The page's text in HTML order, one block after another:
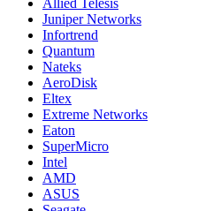
Allied Telesis
Juniper Networks
Infortrend
Quantum
Nateks
AeroDisk
Eltex
Extreme Networks
Eaton
SuperMicro
Intel
AMD
ASUS